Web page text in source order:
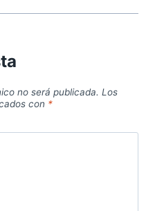
no será publicada. Los
con *